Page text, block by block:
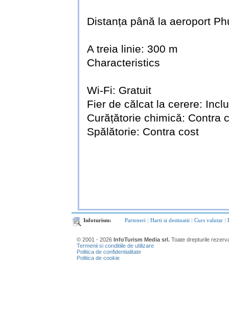
Distanța până la aeroport
A treia linie: 300 m
Characteristics
Wi-Fi: Gratuit
Fier de călcat la cerere:
Curățătorie chimică: Contra
Spălătorie: Contra cost
Infoturism: Parteneri | Harti si destinatii | Curs valutar |
© 2001 - 2026 InfoTurism Media srl. Toate drepturile
Termenii si conditiile de utilizare
Politica de confidentialitate
Politica de cookie